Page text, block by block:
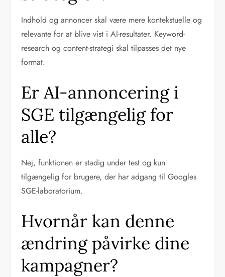
Indhold og annoncer skal være mere kontekstuelle og
relevante for at blive vist i AI-resultater. Keyword-
research og content-strategi skal tilpasses det nye
format.
Er AI-annoncering i
SGE tilgængelig for
alle?
Nej, funktionen er stadig under test og kun
tilgængelig for brugere, der har adgang til Googles
SGE-laboratorium.
Hvornår kan denne
ændring påvirke dine
kampagner?